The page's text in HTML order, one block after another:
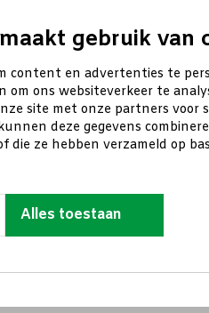
gebruik van
content en advertenties te
om ons websiteverkeer te
site met onze partners voor
deze gegevens
die ze hebben verzameld op
Alles toestaan